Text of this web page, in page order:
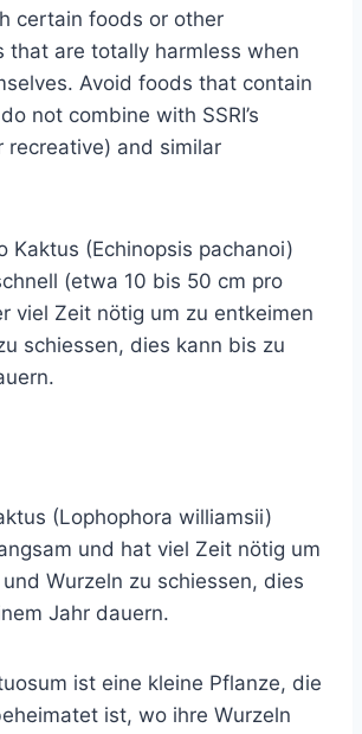
certain foods or other
that are totally harmless when
Avoid foods that contain
not combine with SSRI’s
recreative) and similar
Kaktus (Echinopsis pachanoi)
(etwa 10 bis 50 cm pro
viel Zeit nötig um zu entkeimen
schiessen, dies kann bis zu
(Lophophora williamsii)
und hat viel Zeit nötig um
Wurzeln zu schiessen, dies
Jahr dauern.
ist eine kleine Pflanze, die
ist, wo ihre Wurzeln